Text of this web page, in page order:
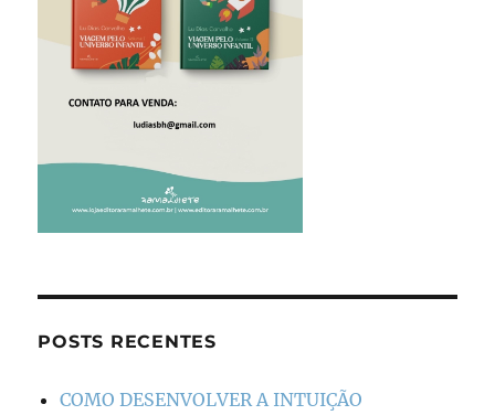
POSTS RECENTES
COMO DESENVOLVER A INTUIÇÃO